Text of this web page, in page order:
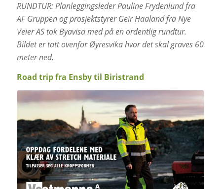
RUNDTUR: Planleggingsleder Pauline Frydenlund fra
AF Gruppen og prosjektstyrer Geir Haaland fra Nye
Veier AS tok Byavisa med på en ordentlig rundtur.
Bildet er tatt ovenfor Øyresvika hvor det skal graves 60
meter ned.
Road trip fra Ensby til Biristrand